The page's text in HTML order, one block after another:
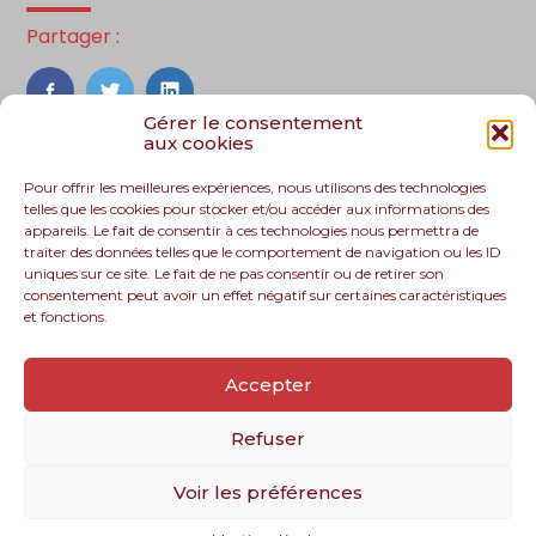
Gérer le consentement
aux cookies
Pour offrir les meilleures expériences, nous utilisons des technologies
telles que les cookies pour stocker et/ou accéder aux informations des
appareils. Le fait de consentir à ces technologies nous permettra de
traiter des données telles que le comportement de navigation ou les ID
uniques sur ce site. Le fait de ne pas consentir ou de retirer son
consentement peut avoir un effet négatif sur certaines caractéristiques
et fonctions.
Accepter
Refuser
Voir les préférences
Partager :
FaceBook
TwitterLinkedIn
Footer
PLAN DU SITE